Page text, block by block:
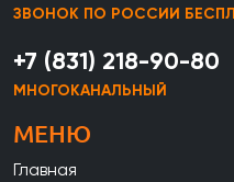
ЗВОНОК ПО РОССИИ
+7 (831) 218-90-80
МНОГОКАНАЛЬНЫЙ
МЕНЮ
Главная